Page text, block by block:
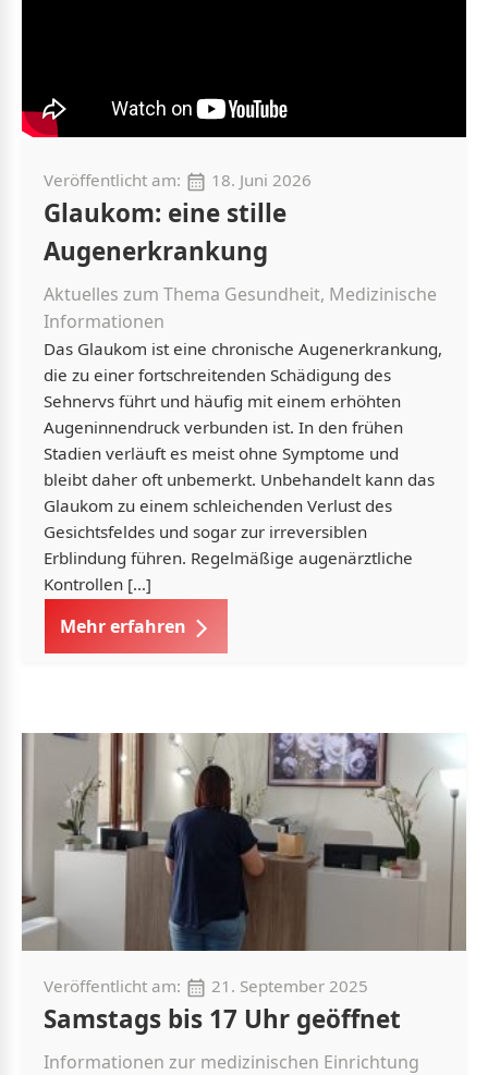
Veröffentlicht am: 18. Juni 2026
Glaukom: eine stille
Augenerkrankung
Aktuelles zum Thema Gesundheit, Medizinische
Informationen
Das Glaukom ist eine chronische Augenerkrankung,
die zu einer fortschreitenden Schädigung des
Sehnervs führt und häufig mit einem erhöhten
Augeninnendruck verbunden ist. In den frühen
Stadien verläuft es meist ohne Symptome und
bleibt daher oft unbemerkt. Unbehandelt kann das
Glaukom zu einem schleichenden Verlust des
Gesichtsfeldes und sogar zur irreversiblen
Erblindung führen. Regelmäßige augenärztliche
Kontrollen […]
Mehr erfahren
Veröffentlicht am: 21. September 2025
Samstags bis 17 Uhr geöffnet
Informationen zur medizinischen Einrichtung